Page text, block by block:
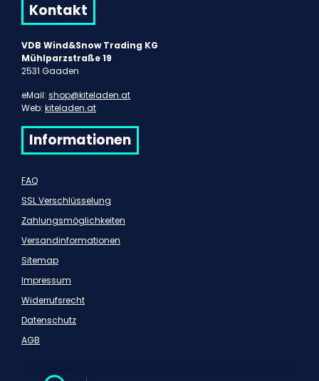
Kontakt
VDB Wind&Snow Trading KG
Mühlparzstraße 19
2531 Gaaden
eMail: shop@kiteladen.at
Web: kiteladen.at
Informationen
FAQ
SSL Verschlüsselung
Zahlungsmöglichkeiten
Versandinformationen
Sitemap
Impressum
Widerrufsrecht
Datenschutz
AGB